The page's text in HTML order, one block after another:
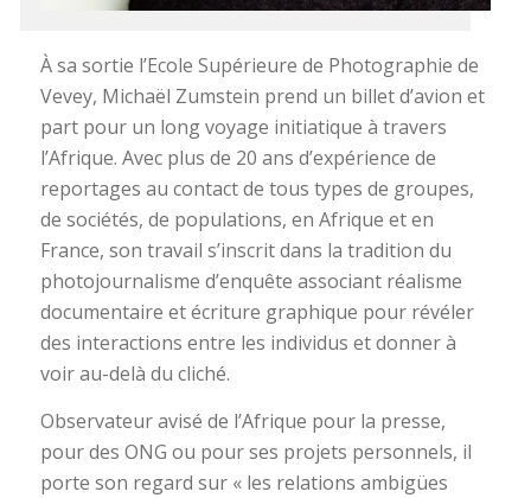
À sa sortie l’Ecole Supérieure de Photographie de
Vevey, Michaël Zumstein prend un billet d’avion et
part pour un long voyage initiatique à travers
l’Afrique. Avec plus de 20 ans d’expérience de
reportages au contact de tous types de groupes,
de sociétés, de populations, en Afrique et en
France, son travail s’inscrit dans la tradition du
photojournalisme d’enquête associant réalisme
documentaire et écriture graphique pour révéler
des interactions entre les individus et donner à
voir au-delà du cliché.
Observateur avisé de l’Afrique pour la presse,
pour des ONG ou pour ses projets personnels, il
porte son regard sur « les relations ambigües